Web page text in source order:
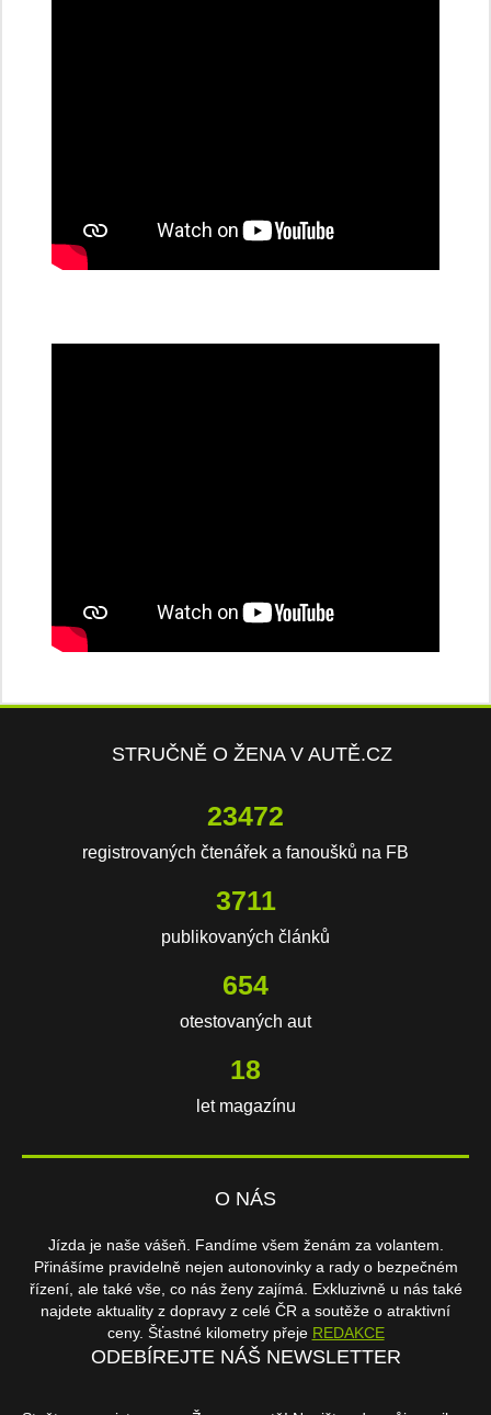
STRUČNĚ O ŽENA V AUTĚ.CZ
23472
registrovaných čtenářek a fanoušků na FB
3711
publikovaných článků
654
otestovaných aut
18
let magazínu
O NÁS
Jízda je naše vášeň. Fandíme všem ženám za volantem.
Přinášíme pravidelně nejen autonovinky a rady o bezpečném
řízení, ale také vše, co nás ženy zajímá. Exkluzivně u nás také
najdete aktuality z dopravy z celé ČR a soutěže o atraktivní
ceny. Šťastné kilometry přeje REDAKCE
ODEBÍREJTE NÁŠ NEWSLETTER